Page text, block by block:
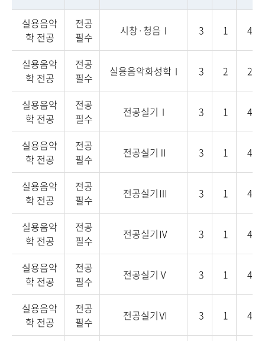
실용음악
학 전공
전공
필수
시창·청음Ⅰ 3 1 4
실용음악
학 전공
전공
필수
실용음악화성학Ⅰ 3 2 2
실용음악
학 전공
전공
필수
전공실기Ⅰ 3 1 4
실용음악
학 전공
전공
필수
전공실기Ⅱ 3 1 4
실용음악
학 전공
전공
필수
전공실기Ⅲ 3 1 4
실용음악
학 전공
전공
필수
전공실기Ⅳ 3 1 4
실용음악
학 전공
전공
필수
전공실기Ⅴ 3 1 4
실용음악
학 전공
전공
필수
전공실기Ⅵ 3 1 4